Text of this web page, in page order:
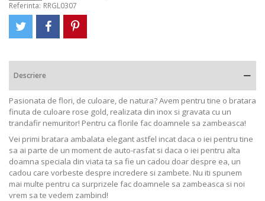
Referinta: RRGL0307
Descriere
Pasionata de flori, de culoare, de natura? Avem pentru tine o bratara
finuta de culoare rose gold, realizata din inox si gravata cu un
trandafir nemuritor! Pentru ca florile fac doamnele sa zambeasca!
Vei primi bratara ambalata elegant astfel incat daca o iei pentru tine
sa ai parte de un moment de auto-rasfat si daca o iei pentru alta
doamna speciala din viata ta sa fie un cadou doar despre ea, un
cadou care vorbeste despre incredere si zambete. Nu iti spunem
mai multe pentru ca surprizele fac doamnele sa zambeasca si noi
vrem sa te vedem zambind!